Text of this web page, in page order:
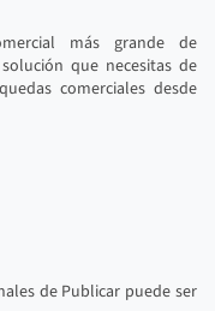
más grande de
que necesitas de
comerciales desde
de Publicar puede ser